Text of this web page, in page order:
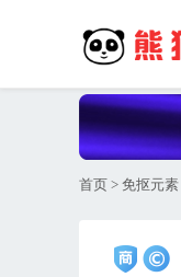
首页 > 免抠元素